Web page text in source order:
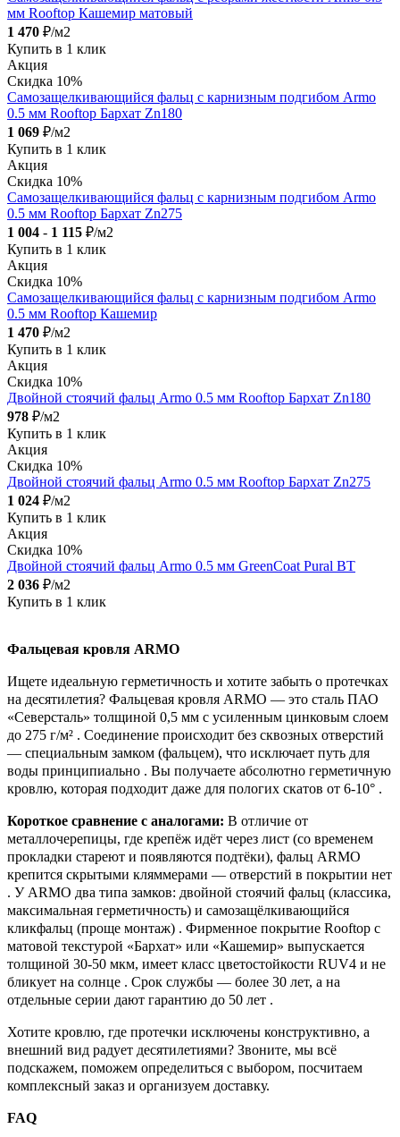
мм Rooftop Кашемир матовый
1 470 ₽/м2
Купить в 1 клик
Акция
Скидка 10%
Самозащелкивающийся фальц с карнизным подгибом Armo
0.5 мм Rooftop Бархат Zn180
1 069 ₽/м2
Купить в 1 клик
Акция
Скидка 10%
Самозащелкивающийся фальц с карнизным подгибом Armo
0.5 мм Rooftop Бархат Zn275
1 004 - 1 115 ₽/м2
Купить в 1 клик
Акция
Скидка 10%
Самозащелкивающийся фальц с карнизным подгибом Armo
0.5 мм Rooftop Кашемир
1 470 ₽/м2
Купить в 1 клик
Акция
Скидка 10%
Двойной стоячий фальц Armo 0.5 мм Rooftop Бархат Zn180
978 ₽/м2
Купить в 1 клик
Акция
Скидка 10%
Двойной стоячий фальц Armo 0.5 мм Rooftop Бархат Zn275
1 024 ₽/м2
Купить в 1 клик
Акция
Скидка 10%
Двойной стоячий фальц Armo 0.5 мм GreenCoat Pural BT
2 036 ₽/м2
Купить в 1 клик
Фальцевая кровля ARMO
Ищете идеальную герметичность и хотите забыть о протечках
на десятилетия? Фальцевая кровля ARMO — это сталь ПАО
«Северсталь» толщиной 0,5 мм с усиленным цинковым слоем
до 275 г/м² . Соединение происходит без сквозных отверстий
— специальным замком (фальцем), что исключает путь для
воды принципиально . Вы получаете абсолютно герметичную
кровлю, которая подходит даже для пологих скатов от 6-10° .
Короткое сравнение с аналогами: В отличие от
металлочерепицы, где крепёж идёт через лист (со временем
прокладки стареют и появляются подтёки), фальц ARMO
крепится скрытыми кляммерами — отверстий в покрытии нет
. У ARMO два типа замков: двойной стоячий фальц (классика,
максимальная герметичность) и самозащёлкивающийся
кликфальц (проще монтаж) . Фирменное покрытие Rooftop с
матовой текстурой «Бархат» или «Кашемир» выпускается
толщиной 30-50 мкм, имеет класс цветостойкости RUV4 и не
бликует на солнце . Срок службы — более 30 лет, а на
отдельные серии дают гарантию до 50 лет .
Хотите кровлю, где протечки исключены конструктивно, а
внешний вид радует десятилетиями? Звоните, мы всё
подскажем, поможем определиться с выбором, посчитаем
комплексный заказ и организуем доставку.
FAQ